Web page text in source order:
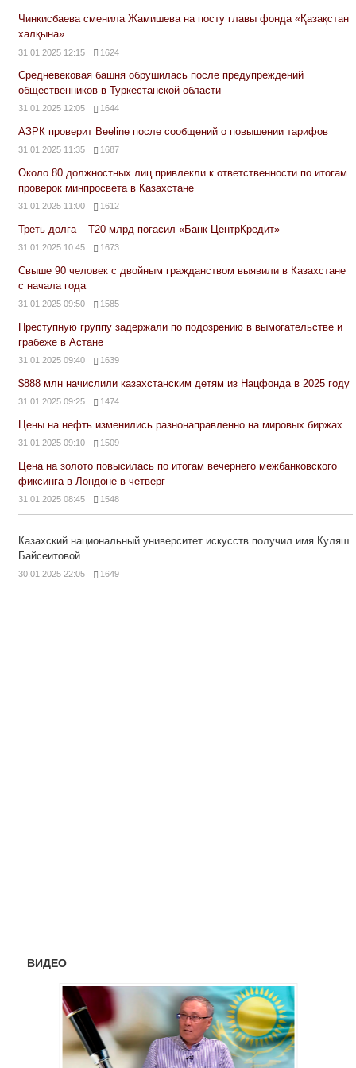
Чинкисбаева сменила Жамишева на посту главы фонда «Қазақстан
халқына»
31.01.2025 12:15 1624
Средневековая башня обрушилась после предупреждений
общественников в Туркестанской области
31.01.2025 12:05 1644
АЗРК проверит Beeline после сообщений о повышении тарифов
31.01.2025 11:35 1687
Около 80 должностных лиц привлекли к ответственности по итогам
проверок минпросвета в Казахстане
31.01.2025 11:00 1612
Треть долга – Т20 млрд погасил «Банк ЦентрКредит»
31.01.2025 10:45 1673
Свыше 90 человек с двойным гражданством выявили в Казахстане
с начала года
31.01.2025 09:50 1585
Преступную группу задержали по подозрению в вымогательстве и
грабеже в Астане
31.01.2025 09:40 1639
$888 млн начислили казахстанским детям из Нацфонда в 2025 году
31.01.2025 09:25 1474
Цены на нефть изменились разнонаправленно на мировых биржах
31.01.2025 09:10 1509
Цена на золото повысилась по итогам вечернего межбанковского
фиксинга в Лондоне в четверг
31.01.2025 08:45 1548
Казахский национальный университет искусств получил имя Куляш
Байсеитовой
30.01.2025 22:05 1649
ВИДЕО